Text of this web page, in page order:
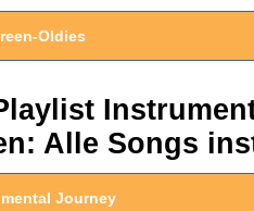
Oldies
Alle Songs
Journey